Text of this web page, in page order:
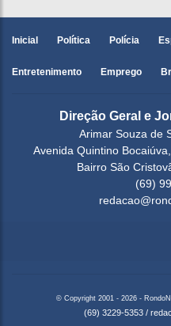
Inicial Política Polícia
Entretenimento Emprego
Direção Geral e
Arimar Souza de
Avenida Quintino
Bairro São
(69)
© Copyright 2001 - 2026 -
(69) 3229-5353 /